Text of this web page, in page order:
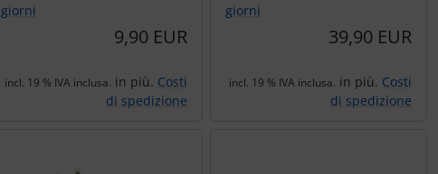
giorni
9,90 EUR
incl. 19 % IVA inclusa. in più. Costi
di spedizione
giorni
39,90 EUR
incl. 19 % IVA inclusa. in più. Costi
di spedizione